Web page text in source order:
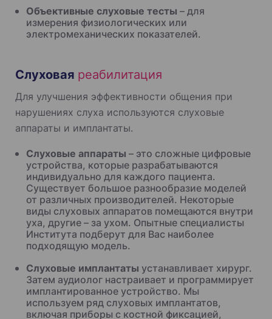
Объективные слуховые тесты – для
измерения физиологических или
электромеханических показателей.
Слуховая реабилитация
Для улучшения эффективности общения при
нарушениях слуха используются слуховые
аппараты и имплантаты.
Слуховые аппараты – это сложные цифровые
устройства, которые разрабатываются
индивидуально для каждого пациента.
Существует большое разнообразие моделей
от различных производителей. Некоторые
виды слуховых аппаратов помещаются внутри
уха, другие – за ухом. Опытные специалисты
Института подберут для Вас наиболее
подходящую модель.
Слуховые имплантаты устанавливает хирург.
Затем аудиолог настраивает и программирует
имплантированное устройство. Мы
используем ряд слуховых имплантатов,
включая приборы с костной фиксацией,